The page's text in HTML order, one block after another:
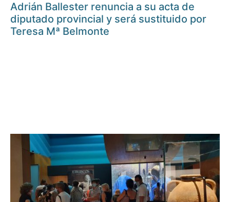
Adrián Ballester renuncia a su acta de
diputado provincial y será sustituido por
Teresa Mª Belmonte